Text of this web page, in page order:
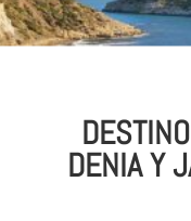
DENIA Y